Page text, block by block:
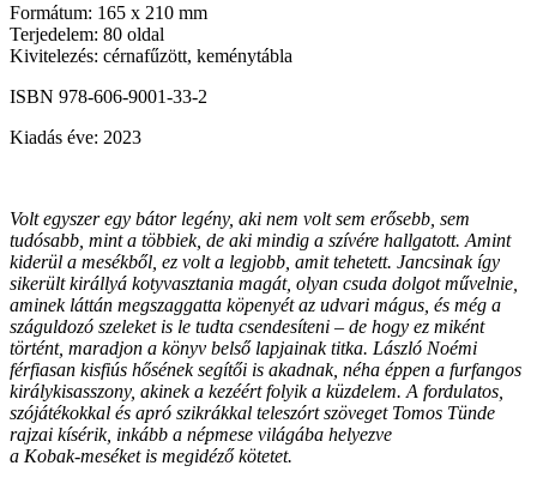
Formátum: 165 x 210 mm
Terjedelem: 80 oldal
Kivitelezés: cérnafűzött, keménytábla
ISBN 978-606-9001-33-2
Kiadás éve: 2023
Volt egyszer egy bátor legény, aki nem volt sem erősebb, sem
tudósabb, mint a többiek, de aki mindig a szívére hallgatott. Amint
kiderül a mesékből, ez volt a legjobb, amit tehetett. Jancsinak így
sikerült királlyá kotyvasztania magát, olyan csuda dolgot művelnie,
aminek láttán megszaggatta köpenyét az udvari mágus, és még a
száguldozó szeleket is le tudta csendesíteni – de hogy ez miként
történt, maradjon a könyv belső lapjainak titka. László Noémi
férfiasan kisfiús hősének segítői is akadnak, néha éppen a furfangos
királykisasszony, akinek a kezéért folyik a küzdelem. A fordulatos,
szójátékokkal és apró szikrákkal teleszórt szöveget Tomos Tünde
rajzai kísérik, inkább a népmese világába helyezve
a Kobak-meséket is megidéző kötetet.